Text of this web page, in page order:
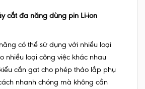
cắt đa năng dùng pin Li-ion
có thể sử dụng với nhiều loại
nhiều loại công việc khác nhau
cần gạt cho phép tháo lắp phụ
nhanh chóng mà không cần